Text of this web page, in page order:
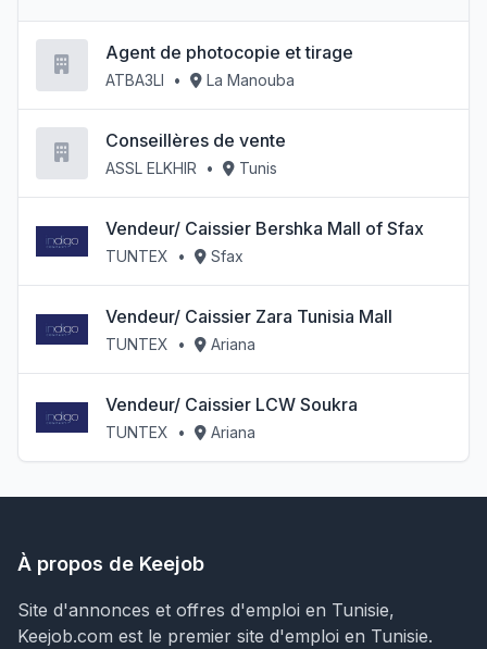
Agent de photocopie et tirage
ATBA3LI • La Manouba
Conseillères de vente
ASSL ELKHIR • Tunis
Vendeur/ Caissier Bershka Mall of Sfax
TUNTEX • Sfax
Vendeur/ Caissier Zara Tunisia Mall
TUNTEX • Ariana
Vendeur/ Caissier LCW Soukra
TUNTEX • Ariana
À propos de Keejob
Site d'annonces et offres d'emploi en Tunisie,
Keejob.com est le premier site d'emploi en Tunisie.